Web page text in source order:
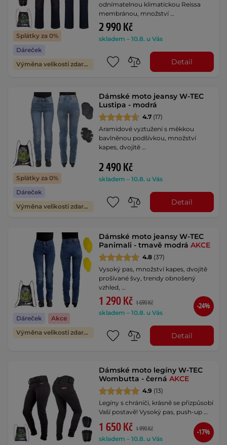
Splátky za 0%
Dáreček
Výměna velikosti zdarma
odnímatelnou klimatickou Reissa
membránou, množství …
2 990 Kč
skladem – 10.8. u Vás
Detail
Splátky za 0%
Dáreček
Výměna velikosti zdarma
Dámské moto jeansy W-TEC
Lustipa - modrá
4.7 (17)
Aramidové vyztužení s měkkou
bavlněnou podšívkou, množství
kapes, dvojitě …
2 490 Kč
skladem – 10.8. u Vás
Detail
Dáreček
Akce
Výměna velikosti zdarma
Dámské moto jeansy W-TEC
Panimali - tmavě modráAKCE
4.8 (37)
Vysoký pas, množství kapes, dvojitě
prošívané švy, trendy obnošený
vzhled, …
1 290 Kč 1 690 Kč
skladem – 10.8. u Vás
-24%
Detail
Dámské moto legíny W-TEC
Wombutta - černáAKCE
4.9 (13)
Legíny s chrániči, krásně se přizpůsobí
Vaší postavě! Vysoký pas, push-up …
1 650 Kč 1 990 Kč
skladem – 10.8. u Vás
-17%